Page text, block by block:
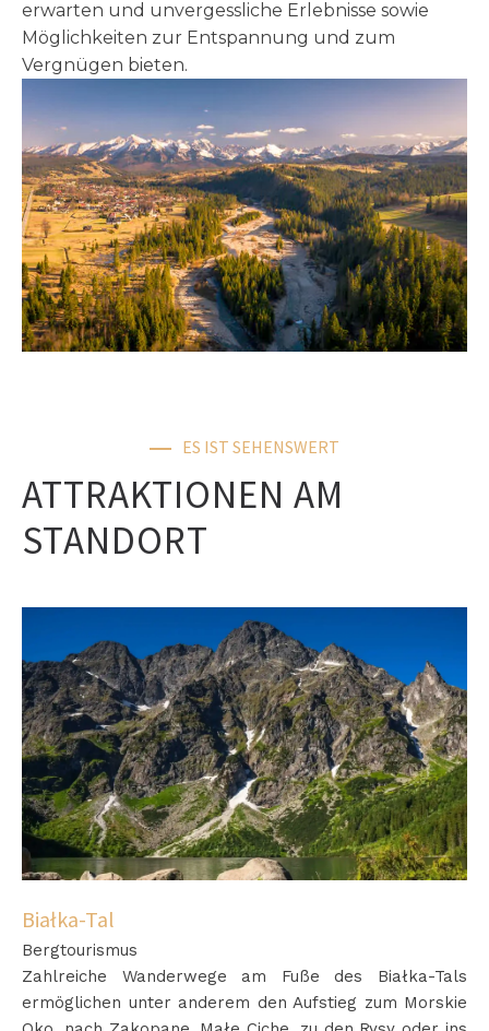
erwarten und unvergessliche Erlebnisse sowie
Möglichkeiten zur Entspannung und zum
Vergnügen bieten.
ES IST SEHENSWERT
ATTRAKTIONEN AM
STANDORT
Białka-Tal
Bergtourismus
Zahlreiche Wanderwege am Fuße des Białka-Tals
ermöglichen unter anderem den Aufstieg zum Morskie